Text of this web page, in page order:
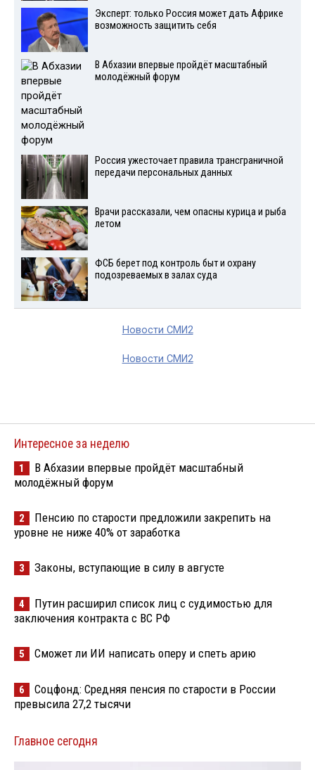
Эксперт: только Россия может дать Африке
возможность защитить себя
В Абхазии впервые пройдёт масштабный
молодёжный форум
Россия ужесточает правила трансграничной
передачи персональных данных
Врачи рассказали, чем опасны курица и рыба
летом
ФСБ берет под контроль быт и охрану
подозреваемых в залах суда
Новости СМИ2
Новости СМИ2
Интересное за неделю
1
В Абхазии впервые пройдёт масштабный
молодёжный форум
2
Пенсию по старости предложили закрепить на
уровне не ниже 40% от заработка
3 Законы, вступающие в силу в августе
4
Путин расширил список лиц с судимостью для
заключения контракта с ВС РФ
5 Сможет ли ИИ написать оперу и спеть арию
6
Соцфонд: Средняя пенсия по старости в России
превысила 27,2 тысячи
Главное сегодня